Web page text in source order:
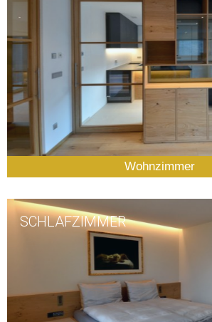
Wohnzimmer
SCHLAFZIMMER